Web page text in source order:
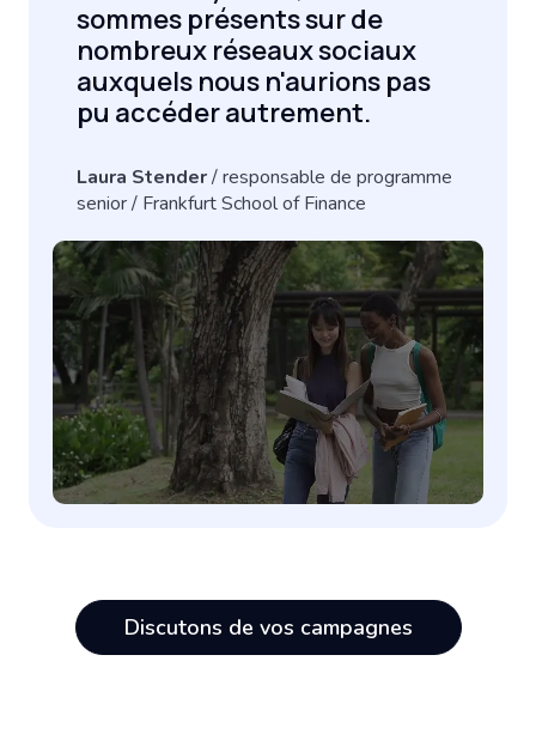
sommes présents sur de
nombreux réseaux sociaux
auxquels nous n'aurions pas
pu accéder autrement.
Laura Stender/ responsable de programme
senior / Frankfurt School of Finance
Discutons de vos campagnes